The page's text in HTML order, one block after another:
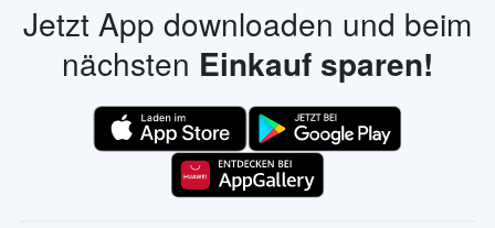
Jetzt App downloaden und beim
nächsten Einkauf sparen!